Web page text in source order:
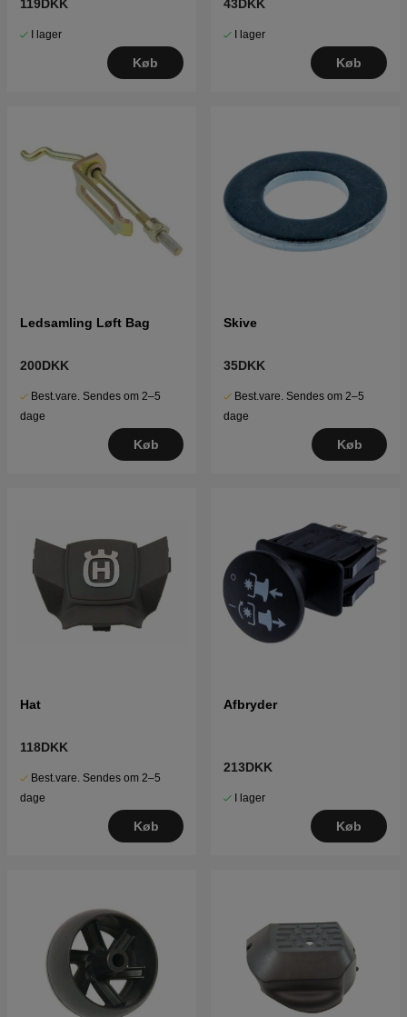
119DKK
I lager
Køb
43DKK
I lager
Køb
Ledsamling Løft Bag
200DKK
Best.vare. Sendes om 2–5
dage
Køb
Skive
35DKK
Best.vare. Sendes om 2–5
dage
Køb
Hat
118DKK
Best.vare. Sendes om 2–5
dage
Køb
Afbryder
213DKK
I lager
Køb